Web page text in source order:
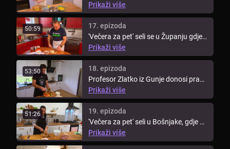
započinju u Vukovarsko-srijemskoj ...
Prikaži više
50:59
17. epizoda
'Večera za pet' seli se u Županju gdje
je goste ugostio veseli ...
Prikaži više
53:50
18. epizoda
Profesor Zlatko iz Gunje donosi pravu
slavonsku feštu u svoju ...
Prikaži više
51:26
19. epizoda
'Večera za pet' seli u Bošnjake, gdje se
nakon 15 godina vraća frizer ...
Prikaži više